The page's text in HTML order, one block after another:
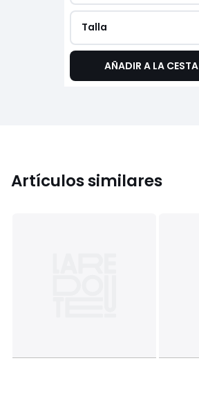
Talla
AÑADIR A LA CESTA
Artículos similares